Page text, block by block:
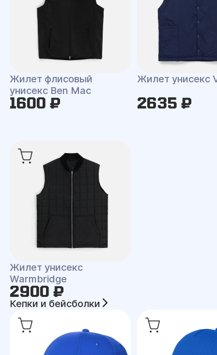
Жилет флисовый
унисекс Ben Mac
1600 ₽
Жилет унисекс
2635 ₽
Жилет унисекс
Warmbridge
2900 ₽
Кепки и бейсболки